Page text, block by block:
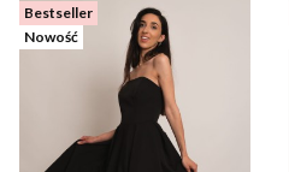
Bestseller
Nowość